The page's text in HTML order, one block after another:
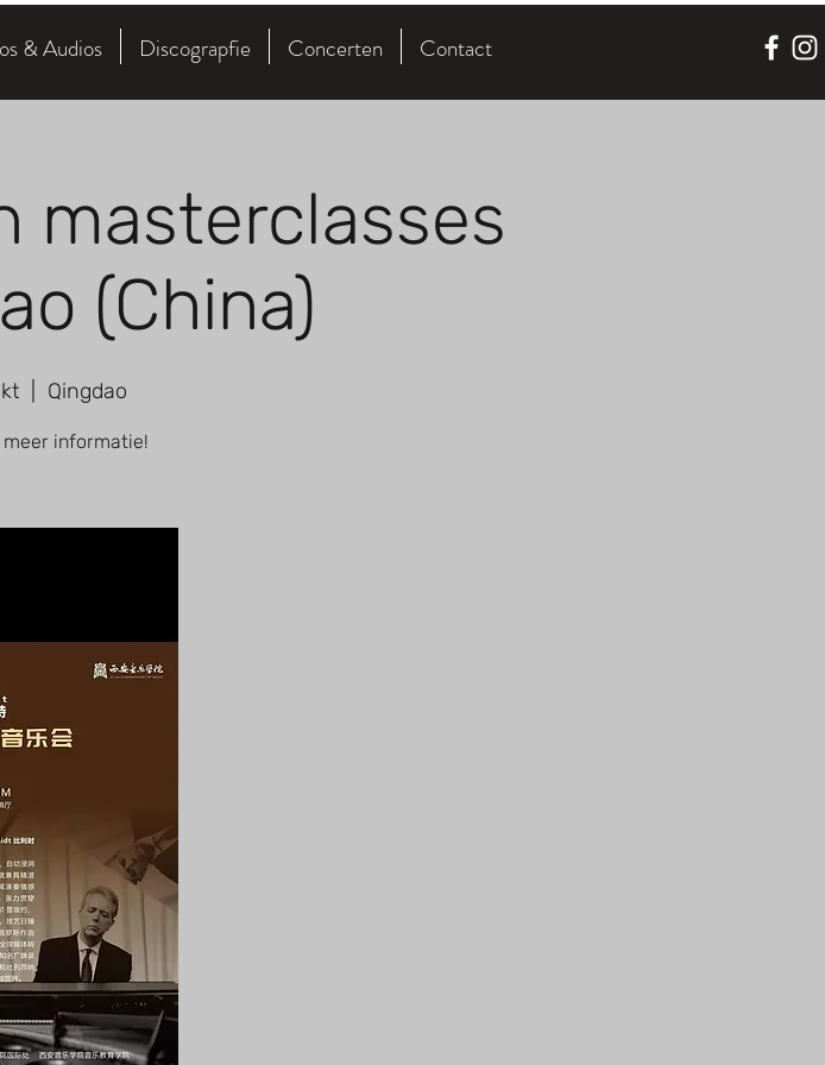
& Audios Discograpfie Concerten Contact
masterclasses
(China)
  |
Qingdao
informatie!